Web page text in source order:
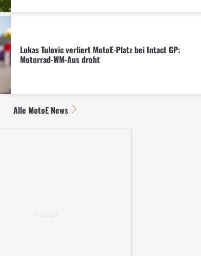
Lukas Tulovic verliert MotoE-Platz bei Intact GP:
Motorrad-WM-Aus droht
Alle MotoE News